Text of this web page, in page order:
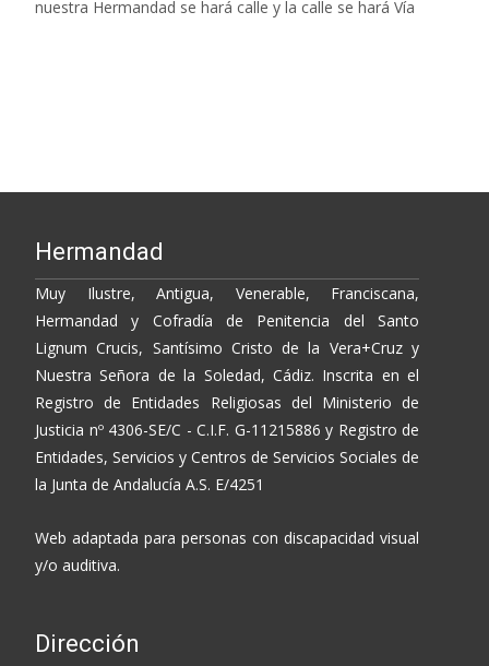
nuestra Hermandad se hará calle y la calle se hará Vía
Hermandad
Muy Ilustre, Antigua, Venerable, Franciscana,
Hermandad y Cofradía de Penitencia del Santo
Lignum Crucis, Santísimo Cristo de la Vera+Cruz y
Nuestra Señora de la Soledad, Cádiz. Inscrita en el
Registro de Entidades Religiosas del Ministerio de
Justicia nº 4306-SE/C - C.I.F. G-11215886 y Registro de
Entidades, Servicios y Centros de Servicios Sociales de
la Junta de Andalucía A.S. E/4251
Web adaptada para personas con discapacidad visual
y/o auditiva.
Dirección